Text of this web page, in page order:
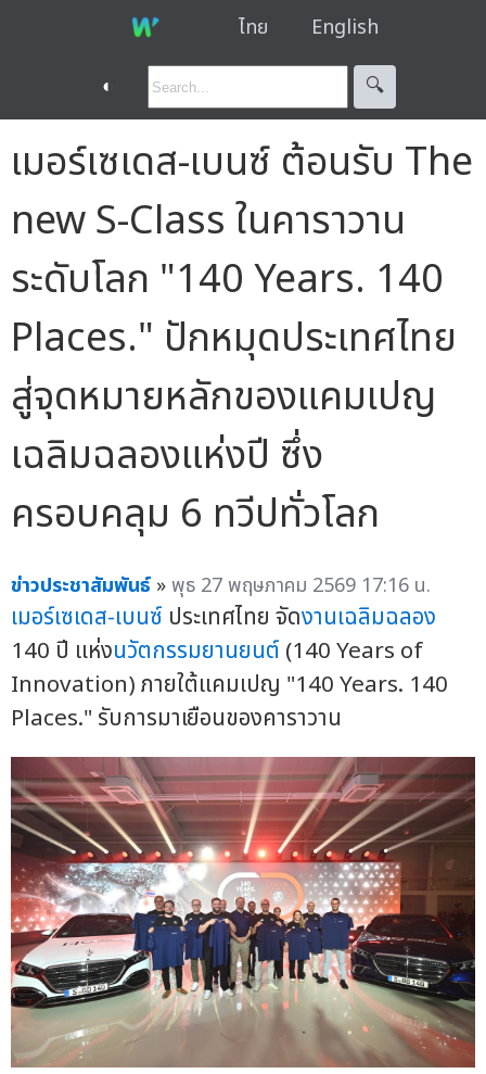
ไทย English
◐ 🔍︎
เมอร์เซเดส-เบนซ์ ต้อนรับ The
new S-Class ในคาราวาน
ระดับโลก "140 Years. 140
Places." ปักหมุดประเทศไทย
สู่จุดหมายหลักของแคมเปญ
เฉลิมฉลองแห่งปี ซึ่ง
ครอบคลุม 6 ทวีปทั่วโลก
ข่าวประชาสัมพันธ์ »พุธ 27 พฤษภาคม 2569 17:16 น.
เมอร์เซเดส-เบนซ์ ประเทศไทย จัดงานเฉลิมฉลอง
140 ปี แห่งนวัตกรรมยานยนต์ (140 Years of
Innovation) ภายใต้แคมเปญ "140 Years. 140
Places." รับการมาเยือนของคาราวาน